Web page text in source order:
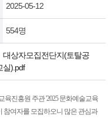
2025-05-12
554명
대상자모집전단지(토탈공
).pdf
육진흥원 주관'2025문화예술교육
참여자를 모집하오니 많은 관심과